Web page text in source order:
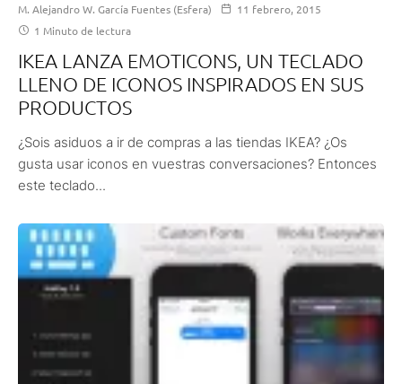
M. Alejandro W. García Fuentes (Esfera)
11 febrero, 2015
1 Minuto de lectura
IKEA LANZA EMOTICONS, UN TECLADO
LLENO DE ICONOS INSPIRADOS EN SUS
PRODUCTOS
¿Sois asiduos a ir de compras a las tiendas IKEA? ¿Os
gusta usar iconos en vuestras conversaciones? Entonces
este teclado...